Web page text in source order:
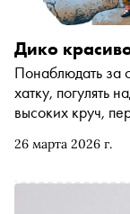
26 марта 2026 г.
Дико
Понаблюдать за
хатку, погулять
высоких круч,
уникальные
для экотуризма